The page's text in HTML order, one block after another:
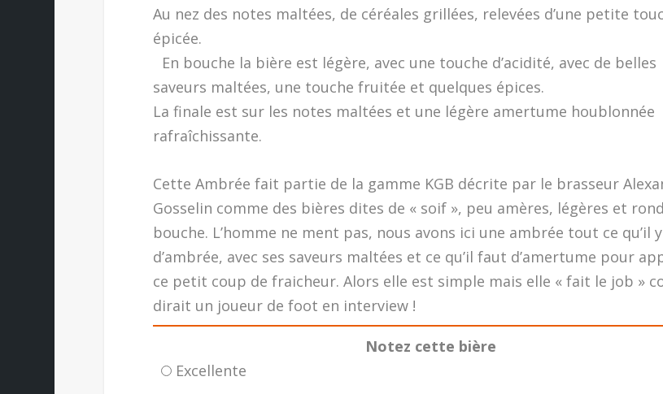
Au nez des notes maltées, de céréales grillées, relevées d’une petite
épicée.
En bouche la bière est légère, avec une touche d’acidité, avec de belles
saveurs maltées, une touche fruitée et quelques épices.
La finale est sur les notes maltées et une légère amertume houblonnée
rafraîchissante.
Cette Ambrée fait partie de la gamme KGB décrite par le brasseur
Gosselin comme des bières dites de « soif », peu amères, légères et
bouche. L’homme ne ment pas, nous avons ici une ambrée tout ce qu’il
d’ambrée, avec ses saveurs maltées et ce qu’il faut d’amertume pour
ce petit coup de fraicheur. Alors elle est simple mais elle « fait le job »
dirait un joueur de foot en interview !
Notez cette bière
Excellente